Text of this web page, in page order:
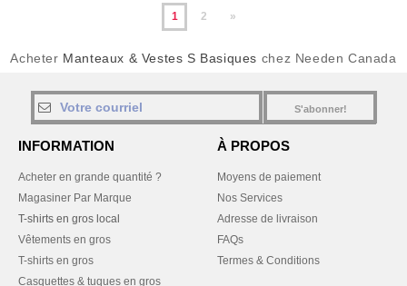
1 2 »
Acheter Manteaux & Vestes S Basiques chez Needen Canada
S'abonner!
INFORMATION
Acheter en grande quantité ?
Magasiner Par Marque
T-shirts en gros local
Vêtements en gros
T-shirts en gros
Casquettes & tuques en gros
À PROPOS
Moyens de paiement
Nos Services
Adresse de livraison
FAQs
Termes & Conditions